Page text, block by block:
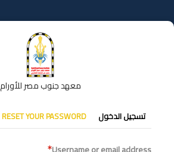
إلى
المحتوى
معهد جنوب مصر للأورام
التبويبات
الأساسية
تسجيل الدخول RESET YOUR PASSWORD